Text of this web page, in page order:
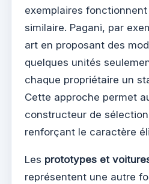
exemplaires
similaire. Pagani, par
art en proposant des
quelques unités
chaque propriétaire un
Cette approche permet
constructeur de
renforçant le caractère
Les prototypes et
représentent une autre